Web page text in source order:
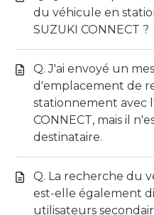
du véhicule en
SUZUKI CONNECT ?
Q. J'ai envoyé un
d'emplacement de
stationnement avec
CONNECT, mais il
destinataire.
Q. La recherche du
est-elle également
utilisateurs